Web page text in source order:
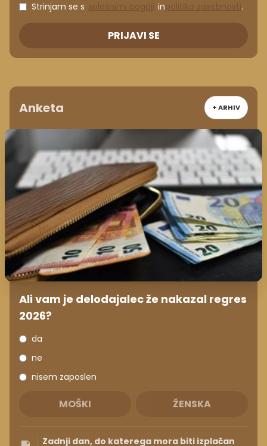
Strinjam se s in .
PRIJAVI SE
Anketa + ARHIV
Ali vam je delodajalec že nakazal regres
2026?
da
ne
nisem zaposlen
MOŠKI ŽENSKA
Zadnji dan, do katerega mora biti izplačan